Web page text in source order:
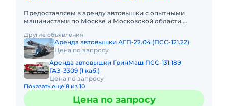
Предоставляем в аренду автовышки с опытными
машинистами по Москве и Московской области.
(почасовой, посменный) При
Другие объявления
Аренда автовышки АГП-22.04 (ПСС-121.22)
Цена по запросу
Аренда автовышки ГринМаш ПСС-131.18Э
ГАЗ-3309 (1 каб.)
Цена по запросу
Показать еще 8 из 10
Цена по запросу